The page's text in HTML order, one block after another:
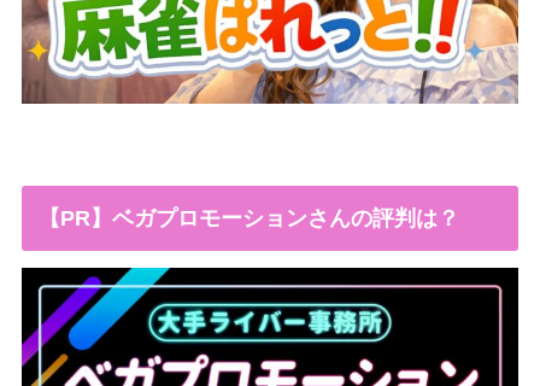
【PR】ベガプロモーションさんの評判は？